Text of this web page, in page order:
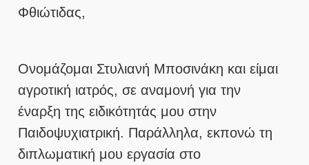
Φθιώτιδας,
Ονομάζομαι Στυλιανή Μποσινάκη και είμαι
αγροτική ιατρός, σε αναμονή για την
έναρξη της ειδικότητάς μου στην
Παιδοψυχιατρική. Παράλληλα, εκπονώ τη
διπλωματική μου εργασία στο